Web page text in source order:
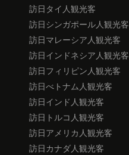
訪日タイ人観光客
訪日シンガポール人観光客
訪日マレーシア人観光客
訪日インドネシア人観光客
訪日フィリピン人観光客
訪日べトナム人観光客
訪日インド人観光客
訪日トルコ人観光客
訪日アメリカ人観光客
訪日カナダ人観光客